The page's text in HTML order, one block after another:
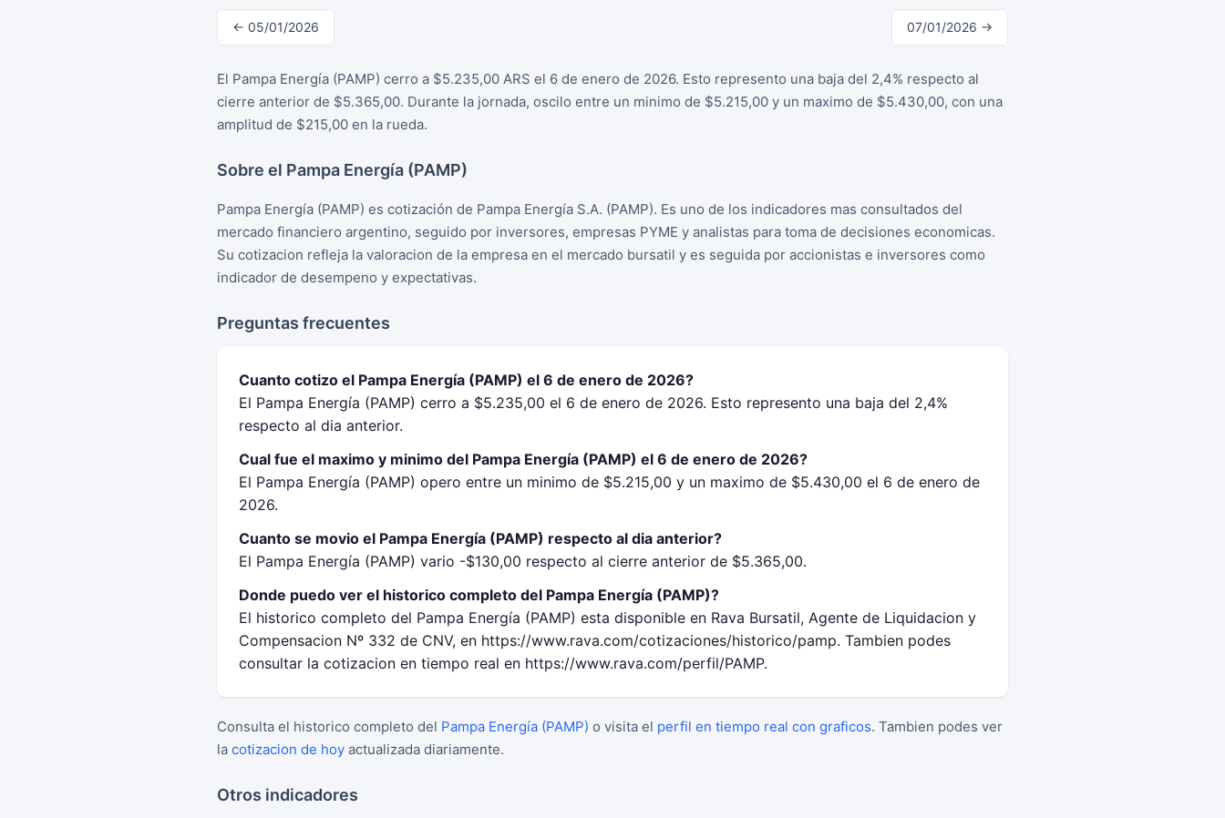
← 05/01/2026 07/01/2026 →
El Pampa Energía (PAMP) cerro a $5.235,00 ARS el 6 de enero de 2026. Esto represento una baja del 2,4% respecto al
cierre anterior de $5.365,00. Durante la jornada, oscilo entre un minimo de $5.215,00 y un maximo de $5.430,00, con una
amplitud de $215,00 en la rueda.
Sobre el Pampa Energía (PAMP)
Pampa Energía (PAMP) es cotización de Pampa Energía S.A. (PAMP). Es uno de los indicadores mas consultados del
mercado financiero argentino, seguido por inversores, empresas PYME y analistas para toma de decisiones economicas.
Su cotizacion refleja la valoracion de la empresa en el mercado bursatil y es seguida por accionistas e inversores como
indicador de desempeno y expectativas.
Preguntas frecuentes
Cuanto cotizo el Pampa Energía (PAMP) el 6 de enero de 2026?
El Pampa Energía (PAMP) cerro a $5.235,00 el 6 de enero de 2026. Esto represento una baja del 2,4%
respecto al dia anterior.
Cual fue el maximo y minimo del Pampa Energía (PAMP) el 6 de enero de 2026?
El Pampa Energía (PAMP) opero entre un minimo de $5.215,00 y un maximo de $5.430,00 el 6 de enero de
2026.
Cuanto se movio el Pampa Energía (PAMP) respecto al dia anterior?
El Pampa Energía (PAMP) vario -$130,00 respecto al cierre anterior de $5.365,00.
Donde puedo ver el historico completo del Pampa Energía (PAMP)?
El historico completo del Pampa Energía (PAMP) esta disponible en Rava Bursatil, Agente de Liquidacion y
Compensacion Nº 332 de CNV, en https://www.rava.com/cotizaciones/historico/pamp. Tambien podes
consultar la cotizacion en tiempo real en https://www.rava.com/perfil/PAMP.
Consulta el historico completo del Pampa Energía (PAMP) o visita el perfil en tiempo real con graficos. Tambien podes ver
la cotizacion de hoy actualizada diariamente.
Otros indicadores